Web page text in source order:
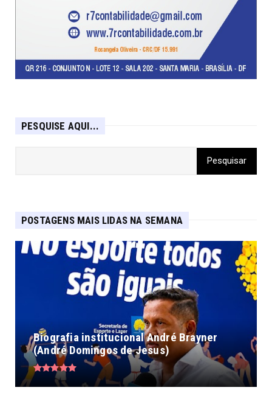
PESQUISE AQUI...
POSTAGENS MAIS LIDAS NA SEMANA
Biografia institucional André Brayner
(André Domingos de Jesus)